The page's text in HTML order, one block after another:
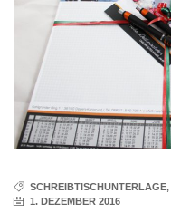
SCHREIBTISCHUNTERLAGE,
1. DEZEMBER 2016